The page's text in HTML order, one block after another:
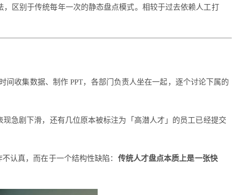
，区别于传统每年一次的静态盘点模式。相较于过去依赖人工打
收集数据、制作 PPT，各部门负责人坐在一起，逐个讨论下属的
急剧下滑，还有几位原本被标注为「高潜人才」的员工已经提交
认真，而在于一个结构性缺陷： 传统人才盘点本质上是一张快